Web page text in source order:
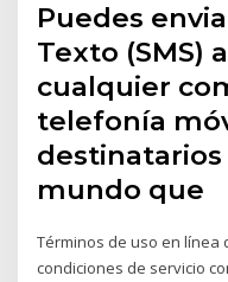
Puedes
Texto (SMS)
cualquier
telefonía
mundo que
Términos de uso en línea
condiciones de servicio